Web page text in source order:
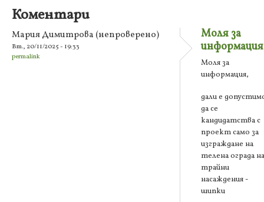
Коментари
Мария Димитрова (непроверено)
Вт., 20/11/2025 - 19:33
permalink
Моля за
Моля за
информация,
дали е
да се
кандидатства с
проект само за
изграждане на
телена ограда на
трайни
насаждения -
шипки